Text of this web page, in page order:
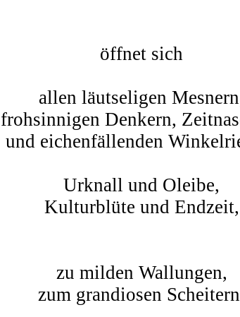
öffnet sich
allen läutseligen
frohsinnigen Denkern,
und eichenfällenden
Urknall und Oleibe,
Kulturblüte und Endzeit,
zu milden Wallungen,
zum grandiosen